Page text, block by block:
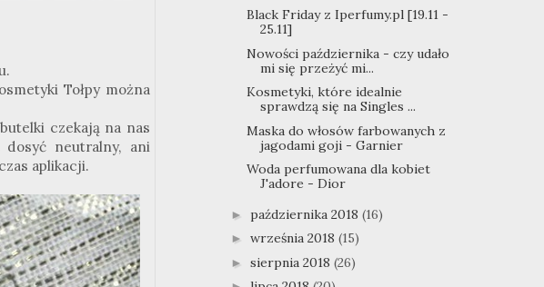
Tołpy można
czekają na nas
dosyć neutralny, ani
aplikacji.
Black Friday z Iperfumy.pl [19.11 -
25.11]
Nowości października - czy udało
mi się przeżyć mi...
Kosmetyki, które idealnie
sprawdzą się na Singles ...
Maska do włosów farbowanych z
jagodami goji - Garnier
Woda perfumowana dla kobiet
J'adore - Dior
► października 2018 (16)
► września 2018 (15)
► sierpnia 2018 (26)